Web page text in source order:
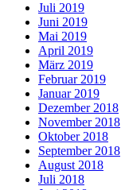
Juli 2019
Juni 2019
Mai 2019
April 2019
März 2019
Februar 2019
Januar 2019
Dezember 2018
November 2018
Oktober 2018
September 2018
August 2018
Juli 2018